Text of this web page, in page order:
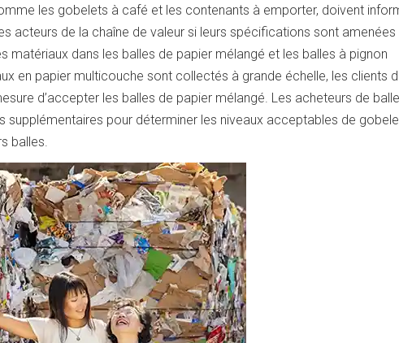
les gobelets à café et les contenants à emporter, doivent
acteurs de la chaîne de valeur si leurs spécifications sont amenées
matériaux dans les balles de papier mélangé et les balles à pignon
en papier multicouche sont collectés à grande échelle, les clients
d’accepter les balles de papier mélangé. Les acheteurs de
pour déterminer les niveaux acceptables de
balles.